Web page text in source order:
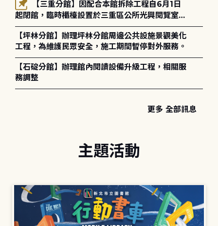
起閉館，臨時櫃檯設置於三重區公所光興閱覽室，
造成不便，敬請見諒。
【坪林分館】辦理坪林分館周邊公共設施景觀美化
工程，為維護民眾安全，施工期間暫停對外服務。
【石碇分館】辦理館內閱讀設備升級工程，相關服
務調整
更多 全部訊息
主題活動